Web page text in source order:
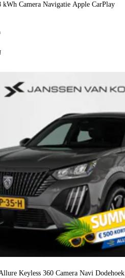
kWh Camera Navigatie Apple CarPlay
Keyless 360 Camera Navi Dodehoek